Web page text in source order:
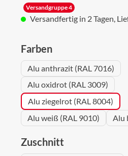
Versandgruppe 4
Versandfertig in 2 Tagen,
Farbenauswählen
Alu anthrazit (RAL 7016)
Alu oxidrot (RAL 3009)
Alu ziegelrot (RAL 8004)
Alu weiß (RAL 9010)
Alu
Zuschnitt